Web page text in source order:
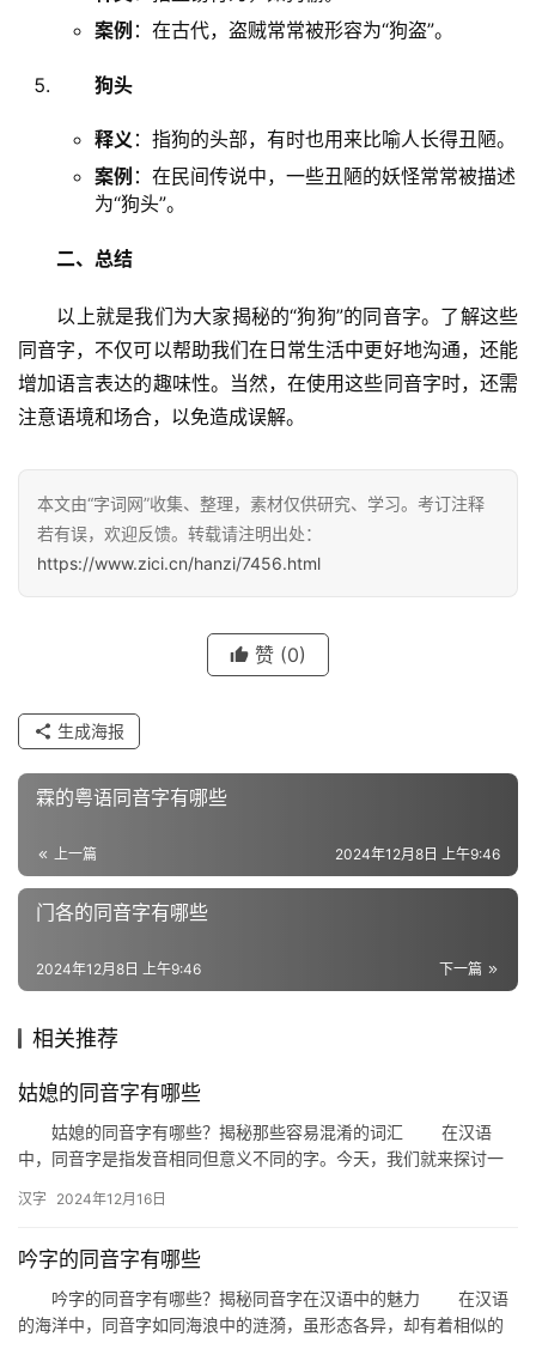
义
近
义
词
词
音
案例 ：在古代，盗贼常常被形容为“狗盗”。
狗头
释义 ：指狗的头部，有时也用来比喻人长得丑陋。
案例 ：在民间传说中，一些丑陋的妖怪常常被描述
为“狗头”。
二、总结
以上就是我们为大家揭秘的“狗狗”的同音字。了解这些
同音字，不仅可以帮助我们在日常生活中更好地沟通，还能
增加语言表达的趣味性。当然，在使用这些同音字时，还需
注意语境和场合，以免造成误解。
本文由“字词网”收集、整理，素材仅供研究、学习。考订注释
若有误，欢迎反馈。转载请注明出处：
https://www.zici.cn/hanzi/7456.html
赞 (0)
生成海报
霖的粤语同音字有哪些
上一篇 2024年12月8日 上午9:46
门各的同音字有哪些
下一篇
2024年12月8日 上午9:46
相关推荐
姑媳的同音字有哪些
姑媳的同音字有哪些？揭秘那些容易混淆的词汇 在汉语
中，同音字是指发音相同但意义不同的字。今天，我们就来探讨一
和…
汉字 2024年12月16日
吟字的同音字有哪些
吟字的同音字有哪些？揭秘同音字在汉语中的魅力 在汉语
的海洋中，同音字如同海浪中的涟漪，虽形态各异，却有着相似的